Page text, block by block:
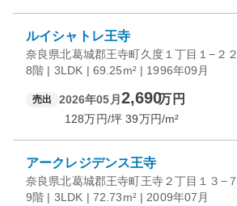
ルイシャトレ王寺
奈良県北葛城郡王寺町久度１丁目１−２２
8階 | 3LDK | 69.25m² | 1996年09月
売出 2026年05月 2,690万円
128万円/坪 39万円/m²
アークレジデンス王寺
奈良県北葛城郡王寺町王寺２丁目１３−７
9階 | 3LDK | 72.73m² | 2009年07月